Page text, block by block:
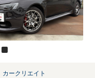
カークリエイト